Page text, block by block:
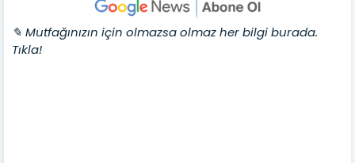
✎ Mutfağınızın için olmazsa olmaz her bilgi burada.
Tıkla!